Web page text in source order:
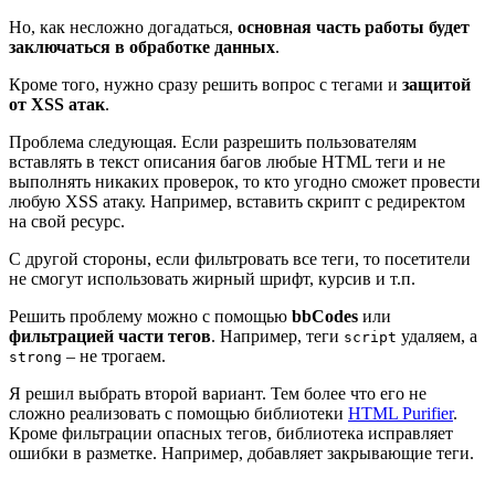
Но, как несложно догадаться, основная часть работы будет
заключаться в обработке данных.
Кроме того, нужно сразу решить вопрос с тегами и защитой
от XSS атак.
Проблема следующая. Если разрешить пользователям
вставлять в текст описания багов любые HTML теги и не
выполнять никаких проверок, то кто угодно сможет провести
любую XSS атаку. Например, вставить скрипт с редиректом
на свой ресурс.
С другой стороны, если фильтровать все теги, то посетители
не смогут использовать жирный шрифт, курсив и т.п.
Решить проблему можно с помощью bbCodes или
фильтрацией части тегов. Например, теги script удаляем, а
strong – не трогаем.
Я решил выбрать второй вариант. Тем более что его не
сложно реализовать с помощью библиотеки HTML Purifier.
Кроме фильтрации опасных тегов, библиотека исправляет
ошибки в разметке. Например, добавляет закрывающие теги.